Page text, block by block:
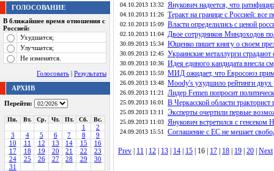
ГОЛОСОВАНИЕ
В ближайшее время отношения с
Россией:
Ухудшатся;
Улучшатся;
Не изменятся.
Голосовать | Результаты
АРХИВ
Перейти:
Пн. Вт. Ср. Чт. Пт. Сб. Вс.
1
2
3
4 5 6 7 8
9
10
11 12 13 14 15
16
17
18 19 20 21 22
23
24
25 26 27 28 29
30
31
04.10.2013 13:32 Янукович надеется, что
04.10.2013 11:26 Теракт на границе с Россией: все
02.10.2013 15:09 Власти определились с ценой
02.10.2013 11:04 Двое сотрудников Миндоходов
30.09.2013 15:34 Ющенко пишет книгу о своем
30.09.2013 12:45 Украинские металлурги
30.09.2013 10:36 Идея единого кандидата внесла
26.09.2013 15:59 МИД ожидает, что Евросоюз
26.09.2013 13:48 Мoody's ухудшило рейтинги двух
26.09.2013 11:21 Лидер Femen попросит
25.09.2013 16:01 В Черкасской области
25.09.2013 13:11 Эксперты очертили первые
25.09.2013 11:03 Янукович встретился с
24.09.2013 15:51 Соглашение с ЕС не мешает
Prev 11 12 13 14 15 | 16 | 17 18 19 20 Next